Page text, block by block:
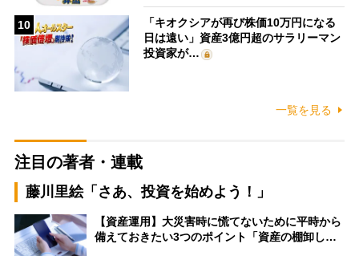
10
「キオクシアが再び株価10万円になる
日は遠い」資産3億円超のサラリーマン
投資家が…
一覧を見る
注目の著者・連載
藤川里絵「さあ、投資を始めよう！」
【資産運用】大災害時に慌てないために平時から
備えておきたい3つのポイント「資産の棚卸し…